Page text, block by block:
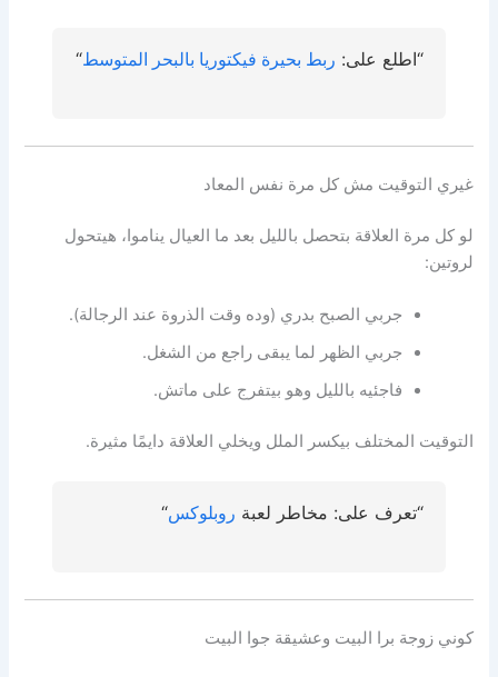
“اطلع على: ربط بحيرة فيكتوريا بالبحر المتوسط“
غيري التوقيت مش كل مرة نفس المعاد
لو كل مرة العلاقة بتحصل بالليل بعد ما العيال يناموا، هيتحول
لروتين:
جربي الصبح بدري (وده وقت الذروة عند الرجالة).
جربي الظهر لما يبقى راجع من الشغل.
فاجئيه بالليل وهو بيتفرج على ماتش.
التوقيت المختلف بيكسر الملل ويخلي العلاقة دايمًا مثيرة.
“تعرف على: مخاطر لعبة روبلوكس“
كوني زوجة برا البيت وعشيقة جوا البيت